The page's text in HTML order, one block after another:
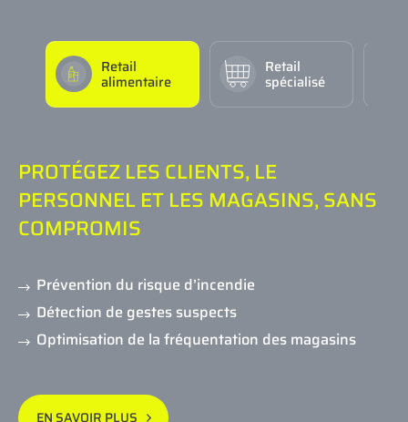
Retail
alimentaire
Retail
spécialisé
PROTÉGEZ LES CLIENTS, LE
PERSONNEL ET LES MAGASINS, SANS
COMPROMIS
Prévention du risque d’incendie
Détection de gestes suspects
Optimisation de la fréquentation des magasins
EN SAVOIR PLUS